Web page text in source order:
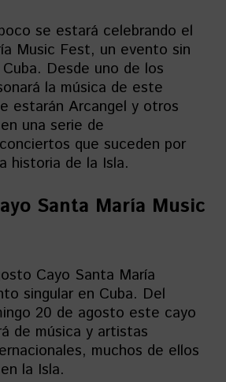
se estará celebrando el
Music Fest, un evento sin
Desde uno de los
la música de este
estarán Arcangel y otros
una serie de
que suceden por
historia de la Isla.
Santa María Music
Cayo Santa María
singular en Cuba. Del
20 de agosto este cayo
de música y artistas
muchos de ellos
la Isla.